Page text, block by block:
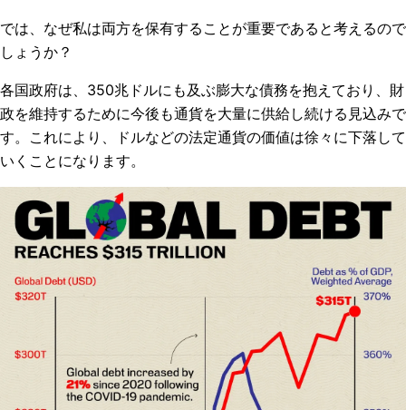
では、なぜ私は両方を保有することが重要であると考えるので
しょうか？
各国政府は、350兆ドルにも及ぶ膨大な債務を抱えており、財
政を維持するために今後も通貨を大量に供給し続ける見込みで
す。これにより、ドルなどの法定通貨の価値は徐々に下落して
いくことになります。